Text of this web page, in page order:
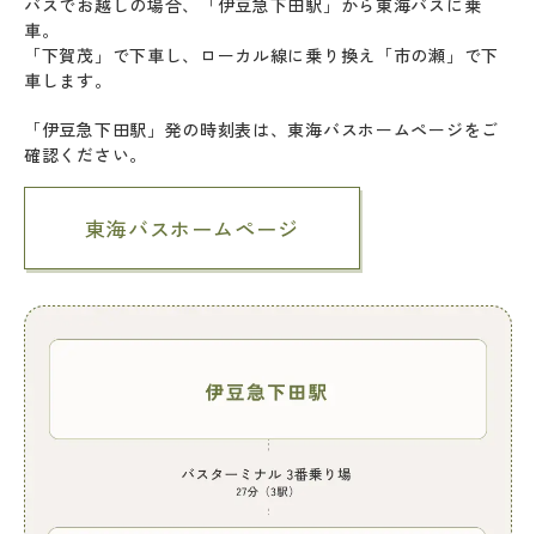
バスでお越しの場合、「伊豆急下田駅」から東海バスに乗
車。
「下賀茂」で下車し、ローカル線に乗り換え「市の瀬」で下
車します。
「伊豆急下田駅」発の時刻表は、東海バスホームページをご
確認ください。
東海バスホームページ